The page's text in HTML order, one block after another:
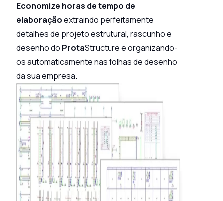
Economize horas de tempo de
elaboraçãoextraindo perfeitamente
detalhes de projeto estrutural, rascunho e
desenho do ProtaStructure e organizando-
os automaticamente nas folhas de desenho
da sua empresa.